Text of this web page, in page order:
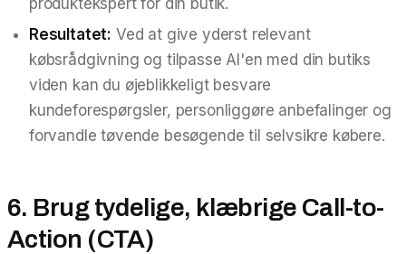
Resultatet: Ved at give yderst relevant
købsrådgivning og tilpasse AI'en med din butiks
viden kan du øjeblikkeligt besvare
kundeforespørgsler, personliggøre anbefalinger og
forvandle tøvende besøgende til selvsikre købere.
6. Brug tydelige, klæbrige Call-to-
Action (CTA)